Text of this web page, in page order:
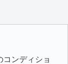
ンディショ